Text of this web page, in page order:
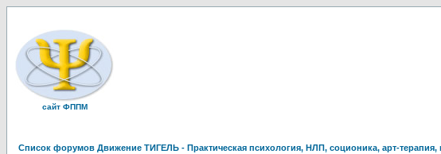
сайт ФППМ
Список форумов Движение ТИГЕЛЬ - Практическая психология, НЛП, соционика, арт-терапия,